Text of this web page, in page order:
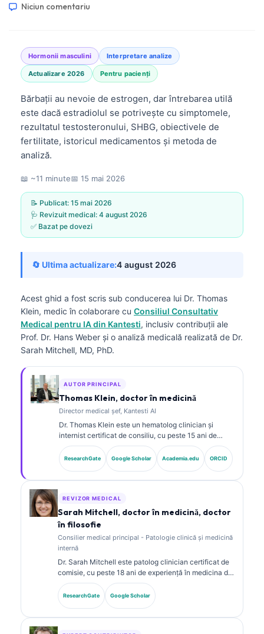
Niciun comentariu
Hormonii masculini Interpretare analize
Actualizare 2026 Pentru pacienți
Bărbații au nevoie de estrogen, dar întrebarea utilă
este dacă estradiolul se potrivește cu simptomele,
rezultatul testosteronului, SHBG, obiectivele de
fertilitate, istoricul medicamentos și metoda de
analiză.
📖 ~11 minute📅 15 mai 2026
📝 Publicat: 15 mai 2026
🩺 Revizuit medical: 4 august 2026
✅ Bazat pe dovezi
🔄 Ultima actualizare:4 august 2026
Acest ghid a fost scris sub conducerea lui Dr. Thomas
Klein, medic în colaborare cu Consiliul Consultativ
Medical pentru IA din Kantesti, inclusiv contribuții ale
Prof. Dr. Hans Weber și o analiză medicală realizată de Dr.
Sarah Mitchell, MD, PhD.
AUTOR PRINCIPAL
Thomas Klein, doctor în medicină
Director medical șef, Kantesti AI
Dr. Thomas Klein este un hematolog clinician și
internist certificat de consiliu, cu peste 15 ani de
experiență în medicina de laborator și analiză clinică
asistată de AI. În calitate de Chief Medical Officer la
Kantesti AI, el asigură supravegherea clinică a
biomarkerilor și diagnosticul de laborator în domeniul
medicinei de laborator.
ResearchGate Google Scholar Academia.edu ORCID
REVIZOR MEDICAL
Sarah Mitchell, doctor în medicină, doctor
în filosofie
Consilier medical principal - Patologie clinică și medicină
internă
Dr. Sarah Mitchell este patolog clinician certificat de
comisie, cu peste 18 ani de experiență în medicina de
laborator și analiza diagnostică. Deține certificări de
specialitate în chimie clinică și a publicat pe larg
despre panouri de biomarkeri și analiza de laborator
ResearchGate Google Scholar